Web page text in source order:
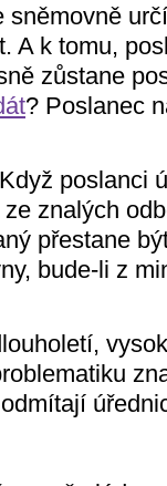
A k tomu,
zůstane
? Poslanec
poslanci
znalých
přestane
bude-li z